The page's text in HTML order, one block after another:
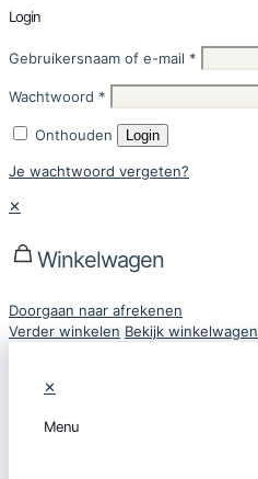
Login
Gebruikersnaam of e-mail *
Wachtwoord *
Onthouden Login
Je wachtwoord vergeten?
✕
Winkelwagen
Doorgaan naar afrekenen
Verder winkelen Bekijk winkelwagen
✕
Menu